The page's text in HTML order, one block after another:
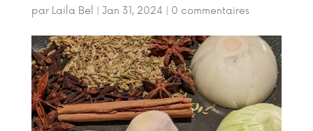
par Laila Bel Jan 31, 2024 0 commentaires